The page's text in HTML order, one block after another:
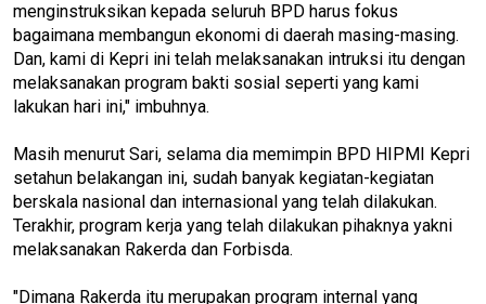
menginstruksikan kepada seluruh BPD harus fokus
bagaimana membangun ekonomi di daerah masing-masing.
Dan, kami di Kepri ini telah melaksanakan intruksi itu dengan
melaksanakan program bakti sosial seperti yang kami
lakukan hari ini," imbuhnya.
Masih menurut Sari, selama dia memimpin BPD HIPMI Kepri
setahun belakangan ini, sudah banyak kegiatan-kegiatan
berskala nasional dan internasional yang telah dilakukan.
Terakhir, program kerja yang telah dilakukan pihaknya yakni
melaksanakan Rakerda dan Forbisda.
"Dimana Rakerda itu merupakan program internal yang